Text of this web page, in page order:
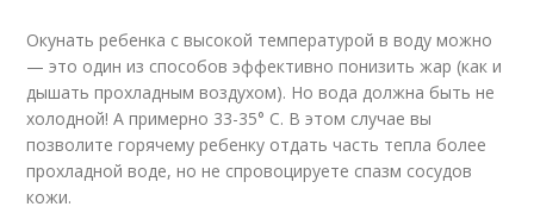
Окунать ребенка с высокой температурой в воду можно
— это один из способов эффективно понизить жар (как и
дышать прохладным воздухом). Но вода должна быть не
холодной! А примерно 33-35° С. В этом случае вы
позволите горячему ребенку отдать часть тепла более
прохладной воде, но не спровоцируете спазм сосудов
кожи.